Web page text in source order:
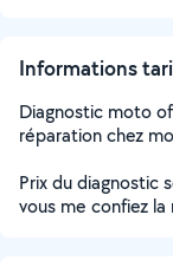
Informations
Diagnostic moto
réparation chez
Prix du diagnostic
vous me confiez la